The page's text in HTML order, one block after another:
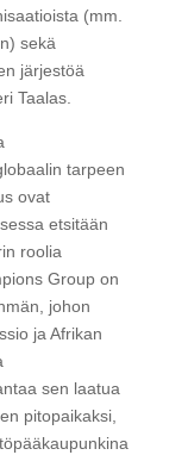
(mm.
sekä
järjestöä
Taalas.
tarpeen
ovat
etsitään
roolia
Group on
johon
ja Afrikan
sen laatua
pitopaikaksi,